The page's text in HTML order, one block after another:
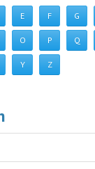
E F G
O P Q
Y Z